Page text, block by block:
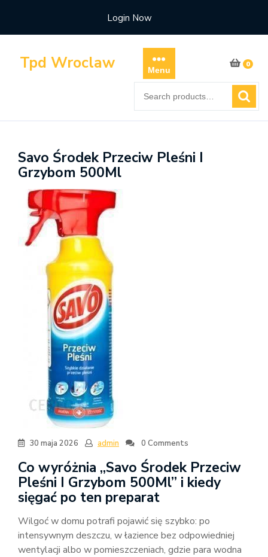
content
Login Now
Tpd Wroclaw Menu
0
for:
Savo Środek Przeciw Pleśni I
Grzybom 500Ml
30 maja 2026 admin 0 Comments
Co wyróżnia „Savo Środek Przeciw
Pleśni I Grzybom 500Ml” i kiedy
sięgać po ten preparat
Wilgoć w domu potrafi pojawić się szybko: po
intensywnym deszczu, w łazience bez odpowiedniej
wentylacji albo w pomieszczeniach, gdzie para wodna